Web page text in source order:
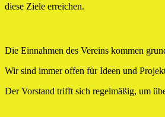
diese Ziele erreichen.
Die Einnahmen des Vereins kommen
Wir sind immer offen für Ideen und
Der Vorstand trifft sich regelmäßig, um